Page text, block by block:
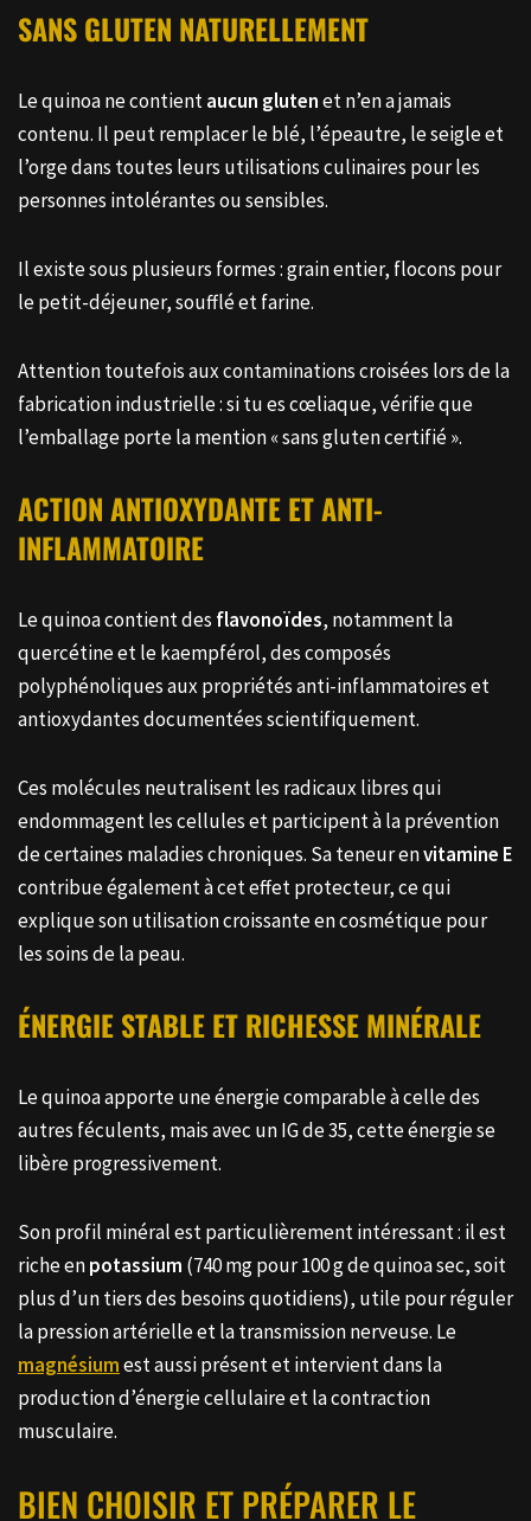
SANS GLUTEN NATURELLEMENT
Le quinoa ne contientaucun glutenet n’en a jamais
contenu. Il peut remplacer le blé, l’épeautre, le seigle et
l’orge dans toutes leurs utilisations culinaires pour les
personnes intolérantes ou sensibles.
Il existe sous plusieurs formes : grain entier, flocons pour
le petit-déjeuner, soufflé et farine.
Attention toutefois aux contaminations croisées lors de la
fabrication industrielle : si tu es cœliaque, vérifie que
l’emballage porte la mention « sans gluten certifié ».
ACTION ANTIOXYDANTE ET ANTI-
INFLAMMATOIRE
Le quinoa contient des flavonoïdes, notamment la
quercétine et le kaempférol, des composés
polyphénoliques aux propriétés anti-inflammatoires et
antioxydantes documentées scientifiquement.
Ces molécules neutralisent les radicaux libres qui
endommagent les cellules et participent à la prévention
de certaines maladies chroniques. Sa teneur envitamine E
contribue également à cet effet protecteur, ce qui
explique son utilisation croissante en cosmétique pour
les soins de la peau.
ÉNERGIE STABLE ET RICHESSE MINÉRALE
Le quinoa apporte une énergie comparable à celle des
autres féculents, mais avec un IG de 35, cette énergie se
libère progressivement.
Son profil minéral est particulièrement intéressant : il est
riche enpotassium (740 mg pour 100 g de quinoa sec, soit
plus d’un tiers des besoins quotidiens), utile pour réguler
la pression artérielle et la transmission nerveuse. Le
magnésiumest aussi présent et intervient dans la
production d’énergie cellulaire et la contraction
musculaire.
BIEN CHOISIR ET PRÉPARER LE